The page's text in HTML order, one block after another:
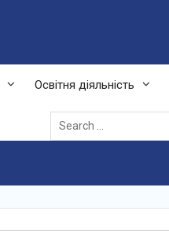
Освітня діяльність
Search
for: